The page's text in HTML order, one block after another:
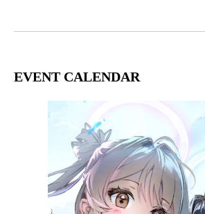
EVENT CALENDAR